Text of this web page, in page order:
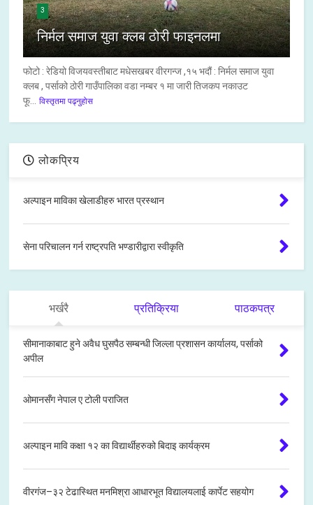
3
निर्मल समाज युवा क्लब ठोरी फाइनलमा
फोटो : रेडियो विजयवस्तीबाट मधेसखबर वीरगन्ज ,१५ भदौं : निर्मल समाज युवा
क्लब , पर्साको ठोरी गाउँपालिका वडा नम्बर १ मा जारी तिजकप नकाउट
फू...
विस्तृतमा पढ्नुहोस
लोकप्रिय
अल्पाइन माविका खेलाडीहरु भारत प्रस्थान
सेना परिचालन गर्न राष्ट्रपति भण्डारीद्वारा स्वीकृति
भर्खरै प्रतिक्रिया पाठकपत्र
सीमानाकाबाट हुने अवैध घुसपैठ सम्बन्धी जिल्ला प्रशासन कार्यालय, पर्साको
अपील
ओमानसँग नेपाल ए टोली पराजित
अल्पाइन मावि कक्षा १२ का विद्यार्थीहरुको बिदाइ कार्यक्रम
वीरगंज–३२ टेढास्थित मनमिश्रा आधारभूत विद्यालयलाई कार्पेट सहयोग